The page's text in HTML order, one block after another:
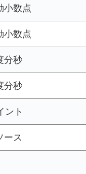
小数点
小数点
分秒
分秒
ント
ース